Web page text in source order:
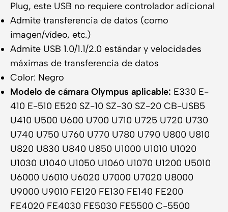
Plug, este USB no requiere controlador adicional
Admite transferencia de datos (como
imagen/vídeo, etc.)
Admite USB 1.0/1.1/2.0 estándar y velocidades
máximas de transferencia de datos
Color: Negro
Modelo de cámara Olympus aplicable: E330 E-
410 E-510 E520 SZ-10 SZ-30 SZ-20 CB-USB5
U410 U500 U600 U700 U710 U725 U720 U730
U740 U750 U760 U770 U780 U790 U800 U810
U820 U830 U840 U850 U1000 U1010 U1020
U1030 U1040 U1050 U1060 U1070 U1200 U5010
U6000 U6010 U6020 U7000 U7020 U8000
U9000 U9010 FE120 FE130 FE140 FE200
FE4020 FE4030 FE5030 FE5500 C-5500